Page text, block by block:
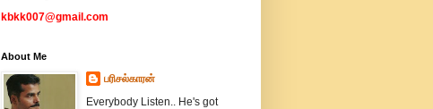
kbkk007@gmail.com
About Me
பரிசல்காரன்
Everybody Listen.. He's got